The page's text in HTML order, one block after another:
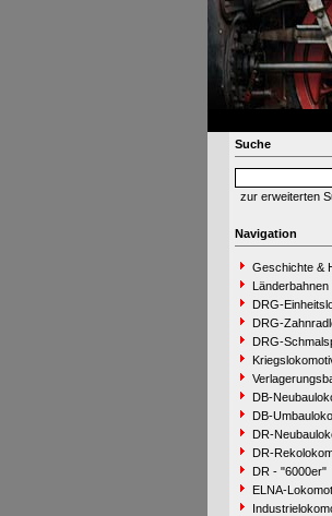
Suche
zur erweiterten
Navigation
Geschichte &
Länderbahnen
DRG-
DRG-
DRG-
DB-
DB-
DR-
DR-
DR - "6000er"
ELNA-